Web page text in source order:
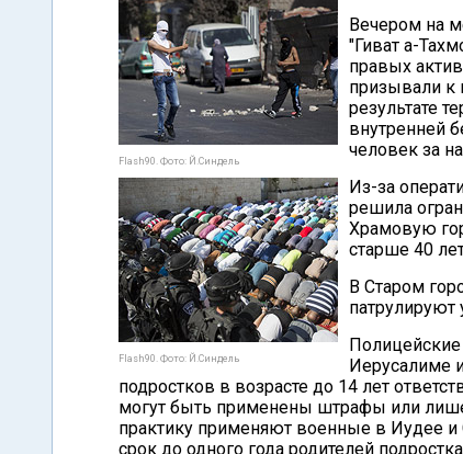
Flash90. Фото: Й.Синдель
Flash90. Фото: Й.Синдель
Вечером на
"Гиват а-
правых
призывали к
результате
внутренней
человек за
Из-за
решила
Храмовую
старше 40
В Старом
Иерусалиме
подростков в возрасте до 14 лет
могут быть применены штрафы или
практику применяют военные в Иудее
срок до одного года родителей